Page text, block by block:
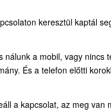
keresztül kaptál
a mobil, vagy nincs
És a telefon előtti
a kapcsolat, az meg van